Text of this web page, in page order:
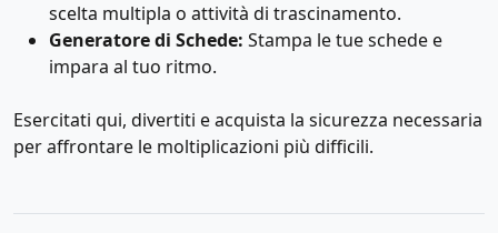
scelta multipla o attività di trascinamento.
Generatore di Schede: Stampa le tue schede e
impara al tuo ritmo.
Esercitati qui, divertiti e acquista la sicurezza necessaria
per affrontare le moltiplicazioni più difficili.